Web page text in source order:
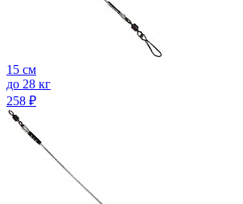
15 см
до 28 кг
258 ₽